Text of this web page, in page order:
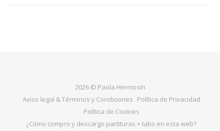
2026 © Paola Hermosín
Aviso legal & Términos y Condiciones Política de Privacidad
Política de Cookies
¿Cómo compro y descargo partituras + tabs en esta web?